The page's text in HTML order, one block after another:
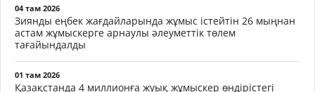
04 там 2026
Зиянды еңбек жағдайларында жұмыс істейтін 26 мыңнан
астам жұмыскерге арнаулы әлеуметтік төлем
тағайындалды
01 там 2026
Қазақстанда 4 миллионға жуық жұмыскер өндірістегі